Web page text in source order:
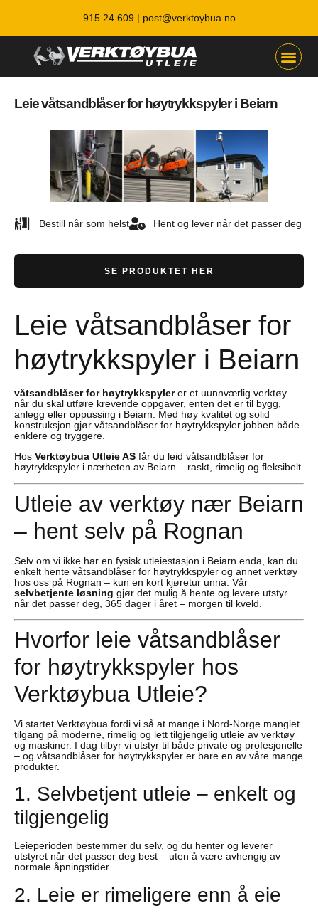
915 24 609 | post@verktoybua.no
Leie våtsandblåser for høytrykkspyler i Beiarn
Bestill når som helst Hent og lever når det passer deg
SE PRODUKTET HER
Leie våtsandblåser for
høytrykkspyler i Beiarn
våtsandblåser for høytrykkspylerer et uunnværlig verktøy
når du skal utføre krevende oppgaver, enten det er til bygg,
anlegg eller oppussing i Beiarn. Med høy kvalitet og solid
konstruksjon gjør våtsandblåser for høytrykkspyler jobben både
enklere og tryggere.
Hos Verktøybua Utleie AS får du leid våtsandblåser for
høytrykkspyler i nærheten av Beiarn – raskt, rimelig og fleksibelt.
Utleie av verktøy nær Beiarn
– hent selv på Rognan
Selv om vi ikke har en fysisk utleiestasjon i Beiarn enda, kan du
enkelt hente våtsandblåser for høytrykkspyler og annet verktøy
hos oss på Rognan – kun en kort kjøretur unna. Vår
selvbetjente løsning gjør det mulig å hente og levere utstyr
når det passer deg, 365 dager i året – morgen til kveld.
Hvorfor leie våtsandblåser
for høytrykkspyler hos
Verktøybua Utleie?
Vi startet Verktøybua fordi vi så at mange i Nord-Norge manglet
tilgang på moderne, rimelig og lett tilgjengelig utleie av verktøy
og maskiner. I dag tilbyr vi utstyr til både private og profesjonelle
– og våtsandblåser for høytrykkspyler er bare en av våre mange
produkter.
1. Selvbetjent utleie – enkelt og
tilgjengelig
Leieperioden bestemmer du selv, og du henter og leverer
utstyret når det passer deg best – uten å være avhengig av
normale åpningstider.
2. Leie er rimeligere enn å eie